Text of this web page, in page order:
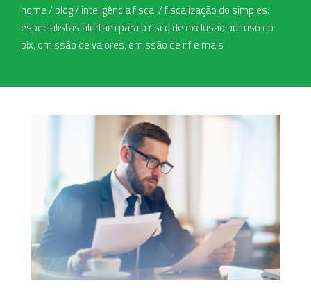
home/blog/inteligência fiscal/fiscalização do simples:
especialistas alertam para o risco de exclusão por uso do
pix, omissão de valores, emissão de nf e mais